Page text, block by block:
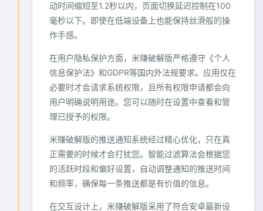
动时间缩短至1.2秒以内，页面切换延迟控制在100
毫秒以下。即使在低端设备上也能保持丝滑般的操
作手感。
在用户隐私保护方面，米赚破解版严格遵守《个人
信息保护法》和GDPR等国内外法规要求。应用仅在
必要时才会请求系统权限，且所有权限申请都会向
用户明确说明用途。您可以随时在设置中查看和管
理已授予的权限。
米赚破解版的推送通知系统经过精心优化，只在真
正需要的时候才会打扰您。智能过滤算法会根据您
的活跃时段和偏好设置，自动调整通知的推送时间
和频率，确保每一条推送都是有价值的信息。
在交互设计上，米赚破解版采用了符合安卓最新设